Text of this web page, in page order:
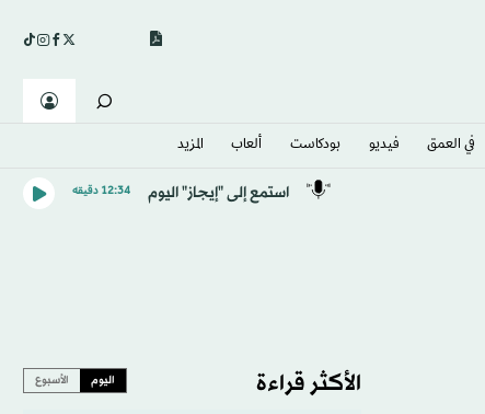
في العمق فيديو بودكاست ألعاب المزيد
استمع إلى "إيجاز" اليوم 12:34 دقيقه
الأكثر قراءة اليوم الأسبوع